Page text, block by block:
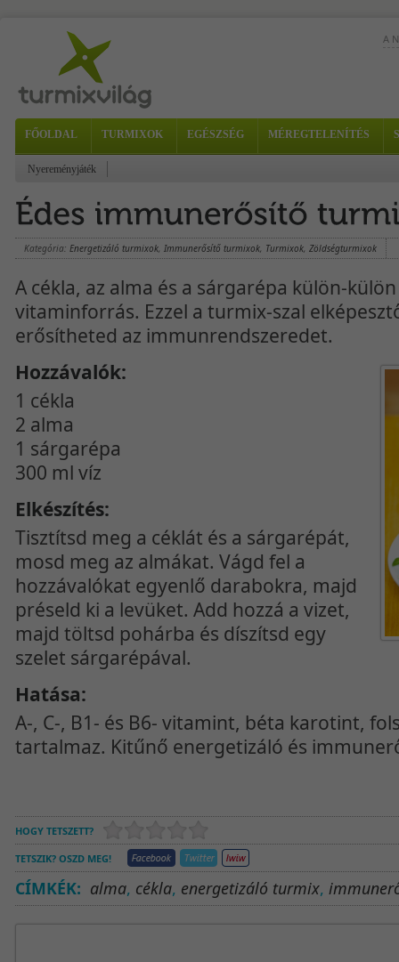
A
FŐOLDAL TURMIXOK EGÉSZSÉG MÉREGTELENÍTÉS
Nyereményjáték
Kategória: Energetizáló turmixok, Immunerősítő turmixok, Turmixok, Zöldségturmixok
A cékla, az alma és a sárgarépa külön-
vitaminforrás. Ezzel a turmix-szal
erősítheted az immunrendszeredet.
Hozzávalók:
1 cékla
2 alma
1 sárgarépa
300 ml víz
Elkészítés:
Tisztítsd meg a céklát és a sárgarépát,
mosd meg az almákat. Vágd fel a
hozzávalókat egyenlő darabokra, majd
préseld ki a levüket. Add hozzá a vizet,
majd töltsd pohárba és díszítsd egy
szelet sárgarépával.
Hatása:
A-, C-, B1- és B6- vitamint, béta karotint,
tartalmaz. Kitűnő energetizáló és
HOGY TETSZETT?
TETSZIK? OSZD MEG!
CÍMKÉK: alma, cékla, energetizáló turmix,